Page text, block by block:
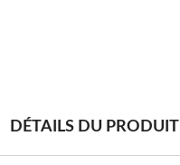
DÉTAILS DU PRODUIT